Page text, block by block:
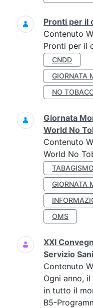
Pronti per il
Contenuto
Pronti per il
CNDD
GIORNATA
NO
Giornata
World No
Contenuto
World No
TABAGISMO
GIORNATA
OMS
XXI
Servizio
Contenuto
Ogni anno, il
in tutto il
B5-